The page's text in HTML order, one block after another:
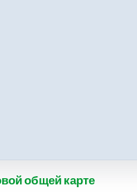
общей карте